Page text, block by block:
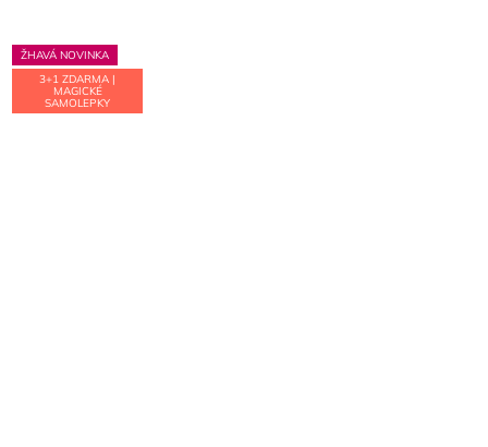
ŽHAVÁ NOVINKA
3+1 ZDARMA |
MAGICKÉ
SAMOLEPKY